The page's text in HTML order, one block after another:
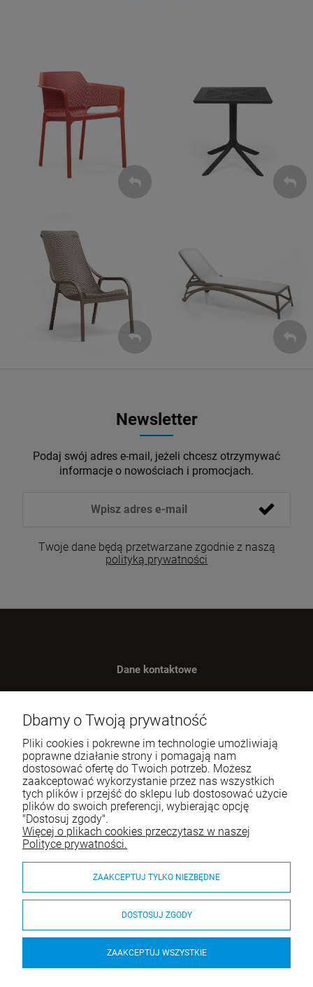
ZOBACZ ZOBACZ
Newsletter
Podaj swój adres e-mail, jeżeli chcesz otrzymywać
informacje o nowościach i promocjach.
Twoje dane będą przetwarzane zgodnie z naszą
polityką prywatności
Dane kontaktowe
ul. Wręczycka 268
42-202 Częstochowa
NIP: 9492236947
Tel.:
795-760-030
E-mail: sklep@itali.pl
Pomoc
Moje konto
Płatności i dostawa
Dbamy o Twoją prywatność
Pliki cookies i pokrewne im technologie umożliwiają
poprawne działanie strony i pomagają nam
dostosować ofertę do Twoich potrzeb. Możesz
zaakceptować wykorzystanie przez nas wszystkich
tych plików i przejść do sklepu lub dostosować użycie
plików do swoich preferencji, wybierając opcję
"Dostosuj zgody".
Więcej o plikach cookies przeczytasz w naszej
Polityce prywatności.
ZAAKCEPTUJ TYLKO NIEZBĘDNE
DOSTOSUJ ZGODY
ZAAKCEPTUJ WSZYSTKIE